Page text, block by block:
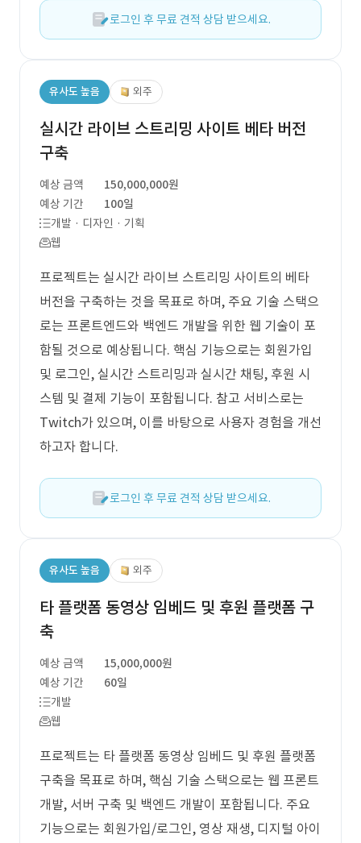
로그인 후 무료 견적 상담 받으세요.
유사도 높음 외주
실시간 라이브 스트리밍 사이트 베타 버전
구축
예상 금액
150,000,000원
예상 기간
100일
개발 · 디자인 · 기획
웹
프로젝트는 실시간 라이브 스트리밍 사이트의 베타
버전을 구축하는 것을 목표로 하며, 주요 기술 스택으
로는 프론트엔드와 백엔드 개발을 위한 웹 기술이 포
함될 것으로 예상됩니다. 핵심 기능으로는 회원가입
및 로그인, 실시간 스트리밍과 실시간 채팅, 후원 시
스템 및 결제 기능이 포함됩니다. 참고 서비스로는
Twitch가 있으며, 이를 바탕으로 사용자 경험을 개선
하고자 합니다.
로그인 후 무료 견적 상담 받으세요.
유사도 높음 외주
타 플랫폼 동영상 임베드 및 후원 플랫폼 구
축
예상 금액
15,000,000원
예상 기간
60일
개발
웹
프로젝트는 타 플랫폼 동영상 임베드 및 후원 플랫폼
구축을 목표로 하며, 핵심 기술 스택으로는 웹 프론트
개발, 서버 구축 및 백엔드 개발이 포함됩니다. 주요
기능으로는 회원가입/로그인, 영상 재생, 디지털 아이